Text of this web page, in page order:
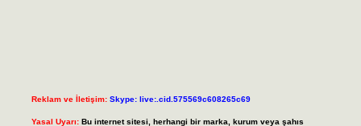
Reklam ve İletişim: Skype: live:.cid.575569c608265c69
Yasal Uyarı: Bu internet sitesi, herhangi bir marka, kurum veya şahıs